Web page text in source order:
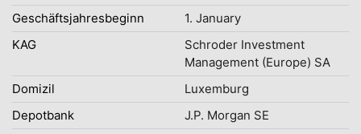
Geschäftsjahresbeginn
1. January
KAG
Schroder Investment
Management (Europe) SA
Domizil
Luxemburg
Depotbank
J.P. Morgan SE